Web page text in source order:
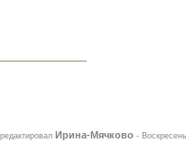
Ирина-Мячково -